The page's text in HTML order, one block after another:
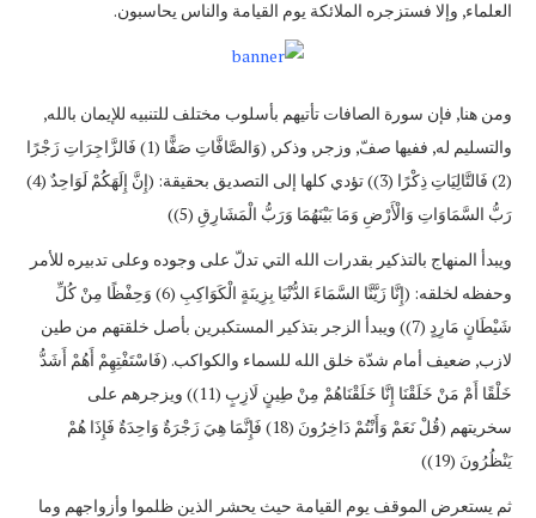
العلماء, وإلا فستزجره الملائكة يوم القيامة والناس يحاسبون.
ومن هنا, فإن سورة الصافات تأتيهم بأسلوب مختلف للتنبيه للإيمان بالله,
والتسليم له, ففيها صفّ, وزجر, وذكر, (وَالصَّافَّاتِ صَفًّا (1) فَالزَّاجِرَاتِ زَجْرًا
(2) فَالتَّالِيَاتِ ذِكْرًا (3)) تؤدي كلها إلى التصديق بحقيقة: (إِنَّ إِلَهَكُمْ لَوَاحِدٌ (4)
رَبُّ السَّمَاوَاتِ وَالْأَرْضِ وَمَا بَيْنَهُمَا وَرَبُّ الْمَشَارِقِ (5))
ويبدأ المنهاج بالتذكير بقدرات الله التي تدلّ على وجوده وعلى تدبيره للأمر
وحفظه لخلقه: (إِنَّا زَيَّنَّا السَّمَاءَ الدُّنْيَا بِزِينَةٍ الْكَوَاكِبِ (6) وَحِفْظًا مِنْ كُلِّ
شَيْطَانٍ مَارِدٍ (7)) ويبدأ الزجر بتذكير المستكبرين بأصل خلقتهم من طين
لازب, ضعيف أمام شدّة خلق الله للسماء والكواكب. (فَاسْتَفْتِهِمْ أَهُمْ أَشَدُّ
خَلْقًا أَمْ مَنْ خَلَقْنَا إِنَّا خَلَقْنَاهُمْ مِنْ طِينٍ لَازِبٍ (11)) ويزجرهم على
سخريتهم (قُلْ نَعَمْ وَأَنْتُمْ دَاخِرُونَ (18) فَإِنَّمَا هِيَ زَجْرَةٌ وَاحِدَةٌ فَإِذَا هُمْ
يَنْظُرُونَ (19))
ثم يستعرض الموقف يوم القيامة حيث يحشر الذين ظلموا وأزواجهم وما